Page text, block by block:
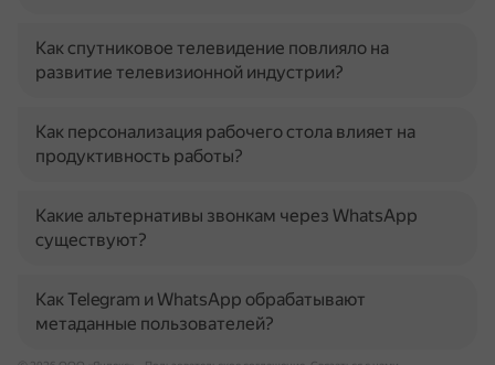
Как спутниковое телевидение повлияло на
развитие телевизионной индустрии?
Как персонализация рабочего стола влияет на
продуктивность работы?
Какие альтернативы звонкам через WhatsApp
существуют?
Как Telegram и WhatsApp обрабатывают
метаданные пользователей?